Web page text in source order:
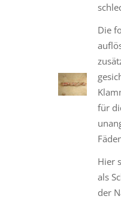
Die
für
Hier
als
der